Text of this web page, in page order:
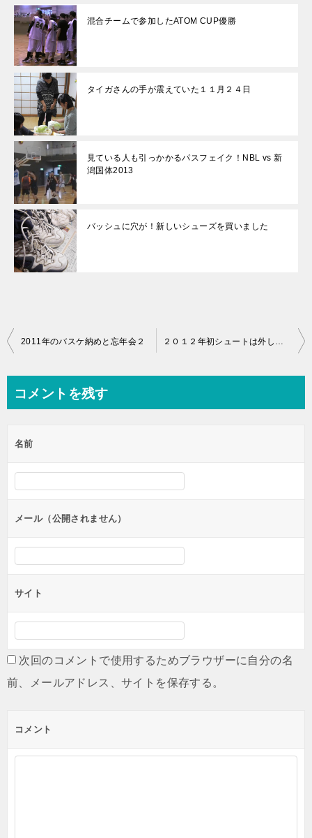
混合チームで参加したATOM CUP優勝
タイガさんの手が震えていた１１月２４日
見ている人も引っかかるパスフェイク！NBL vs 新
潟国体2013
バッシュに穴が！新しいシューズを買いました
投
ビ
ー
シ
ン
2011年のバスケ納めと忘年会２ ２０１２年初シュートは外したけど初試合には勝利
コメントを残す
名前
メール（公開されません）
サイト
次回のコメントで使用するためブラウザーに自分の名
前、メールアドレス、サイトを保存する。
コメント